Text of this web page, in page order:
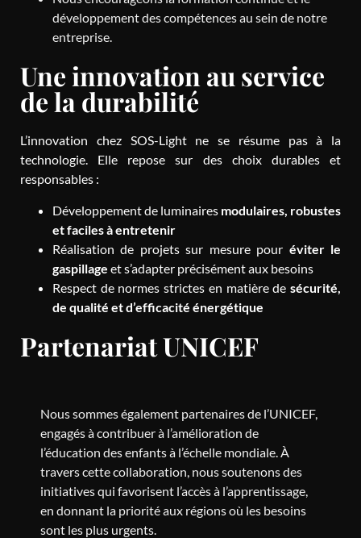
développement des compétences au sein de notre
entreprise.
Une innovation au service
de la durabilité
L’innovation chez SOS-Light ne se résume pas à la
technologie. Elle repose sur des choix durables et
responsables :
Développement de luminaires modulaires, robustes
et faciles à entretenir
Réalisation de projets sur mesure pour éviter le
gaspillage et s’adapter précisément aux besoins
Respect de normes strictes en matière de sécurité,
de qualité et d’efficacité énergétique
Partenariat UNICEF
Nous sommes également partenaires de l’UNICEF,
engagés à contribuer à l’amélioration de
l’éducation des enfants à l’échelle mondiale. À
travers cette collaboration, nous soutenons des
initiatives qui favorisent l’accès à l’apprentissage,
en donnant la priorité aux régions où les besoins
sont les plus urgents.